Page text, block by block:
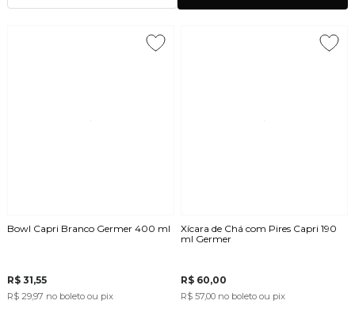
Bowl Capri Branco Germer 400 ml
R$ 31,55
R$ 29,97 no boleto ou pix
Xícara de Chá com Pires Capri 190
ml Germer
R$ 60,00
R$ 57,00 no boleto ou pix